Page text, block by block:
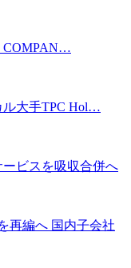
COMPAN…
ル大手TPC Hol…
ビスを吸収合併へ
再編へ 国内子会社